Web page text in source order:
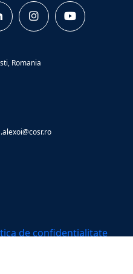
Romania
de confidențialitate